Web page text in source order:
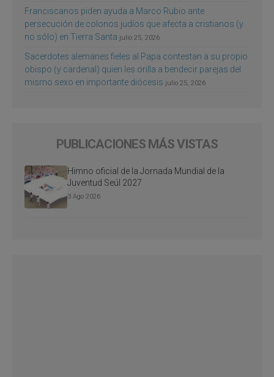
Franciscanos piden ayuda a Marco Rubio ante
persecución de colonos judíos que afecta a cristianos (y
no sólo) en Tierra Santa julio 25, 2026
Sacerdotes alemanes fieles al Papa contestan a su propio
obispo (y cardenal) quien les orilla a bendecir parejas del
mismo sexo en importante diócesis julio 25, 2026
PUBLICACIONES MÁS VISTAS
Himno oficial de la Jornada Mundial de la
Juventud Seúl 2027
3 Ago 2026